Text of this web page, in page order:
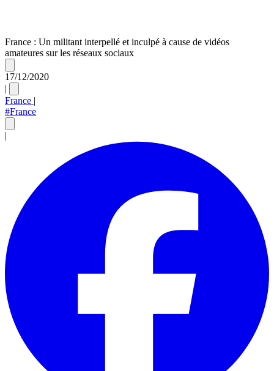
France : Un militant interpellé et inculpé à cause de vidéos
amateures sur les réseaux sociaux
17/12/2020
|
France |
#France
|